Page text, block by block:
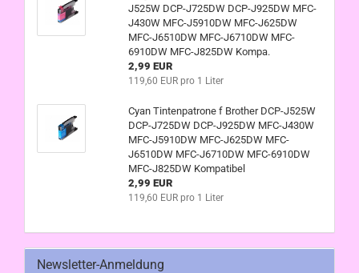
J525W DCP-J725DW DCP-J925DW MFC-
J430W MFC-J5910DW MFC-J625DW
MFC-J6510DW MFC-J6710DW MFC-
6910DW MFC-J825DW Kompa.
2,99 EUR
119,60 EUR pro 1 Liter
Cyan Tintenpatrone f Brother DCP-J525W
DCP-J725DW DCP-J925DW MFC-J430W
MFC-J5910DW MFC-J625DW MFC-
J6510DW MFC-J6710DW MFC-6910DW
MFC-J825DW Kompatibel
2,99 EUR
119,60 EUR pro 1 Liter
Newsletter-Anmeldung